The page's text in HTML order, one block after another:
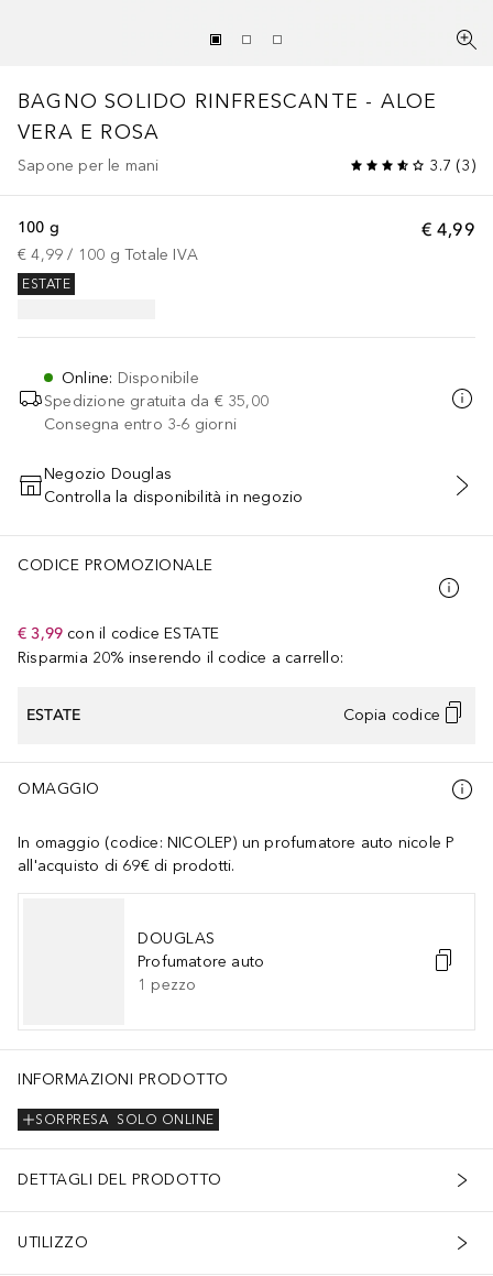
BAGNO SOLIDO RINFRESCANTE - ALOE
VERA E ROSA
Sapone per le mani 3.7 (3)
€ 4,99
100 g
€ 4,99 / 100 g Totale IVA
ESTATE
Online: Disponibile
Spedizione gratuita da € 35,00
Consegna entro 3-6 giorni
AGGIUNGI AL CARRELLO
Negozio Douglas
Controlla la disponibilità in negozio
CODICE PROMOZIONALE
€ 3,99 con il codice ESTATE
Risparmia 20% inserendo il codice a carrello:
ESTATE Copia codice
OMAGGIO
In omaggio (codice: NICOLEP) un profumatore auto nicole P
all'acquisto di 69€ di prodotti.
DOUGLAS
Profumatore auto
1 pezzo
INFORMAZIONI PRODOTTO
SOLO ONLINE
SORPRESA
DETTAGLI DEL PRODOTTO
UTILIZZO